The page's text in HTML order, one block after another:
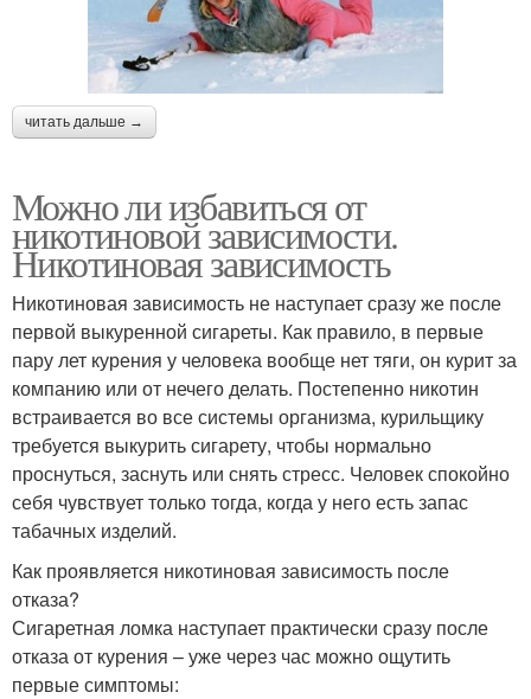
читать дальше →
Можно ли избавиться от
никотиновой зависимости.
Никотиновая зависимость
Никотиновая зависимость не наступает сразу же после
первой выкуренной сигареты. Как правило, в первые
пару лет курения у человека вообще нет тяги, он курит за
компанию или от нечего делать. Постепенно никотин
встраивается во все системы организма, курильщику
требуется выкурить сигарету, чтобы нормально
проснуться, заснуть или снять стресс. Человек спокойно
себя чувствует только тогда, когда у него есть запас
табачных изделий.
Как проявляется никотиновая зависимость после
отказа?
Сигаретная ломка наступает практически сразу после
отказа от курения – уже через час можно ощутить
первые симптомы: